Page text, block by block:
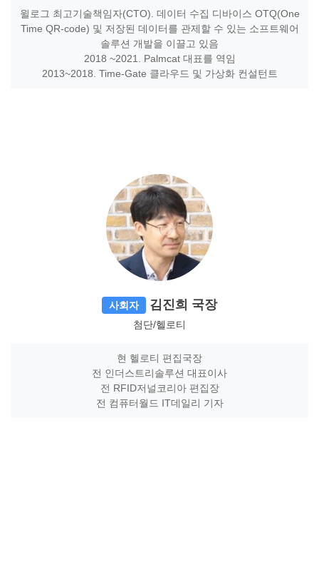
윌로그 최고기술책임자(CTO). 데이터 수집 디바이스 OTQ(One
Time QR-code) 및 저장된 데이터를 관제할 수 있는 소프트웨어
솔루션 개발을 이끌고 있음
2018 ~2021. Palmcat 대표를 역임
2013~2018. Time-Gate 클라우드 및 가상화 컨설턴트
사회자 김진희 국장
첨단/헬로티
현 헬로티 편집국장
전 인더스트리솔루션 대표이사
전 RFID저널코리아 편집장
전 컴퓨터월드 IT데일리 기자